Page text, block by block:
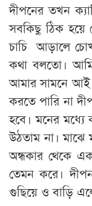
দীপনের তখন
সবকিছু ঠিক হয়ে
চাচি আড়ালে
কথা বলতো।
আমার সামনে আই
করতে পারি না
হবে। মনের মধ্যে
উঠতাম না। মাঝে
অন্ধকার থেকে
তেমন করে।
গুছিয়ে ও বাড়ি